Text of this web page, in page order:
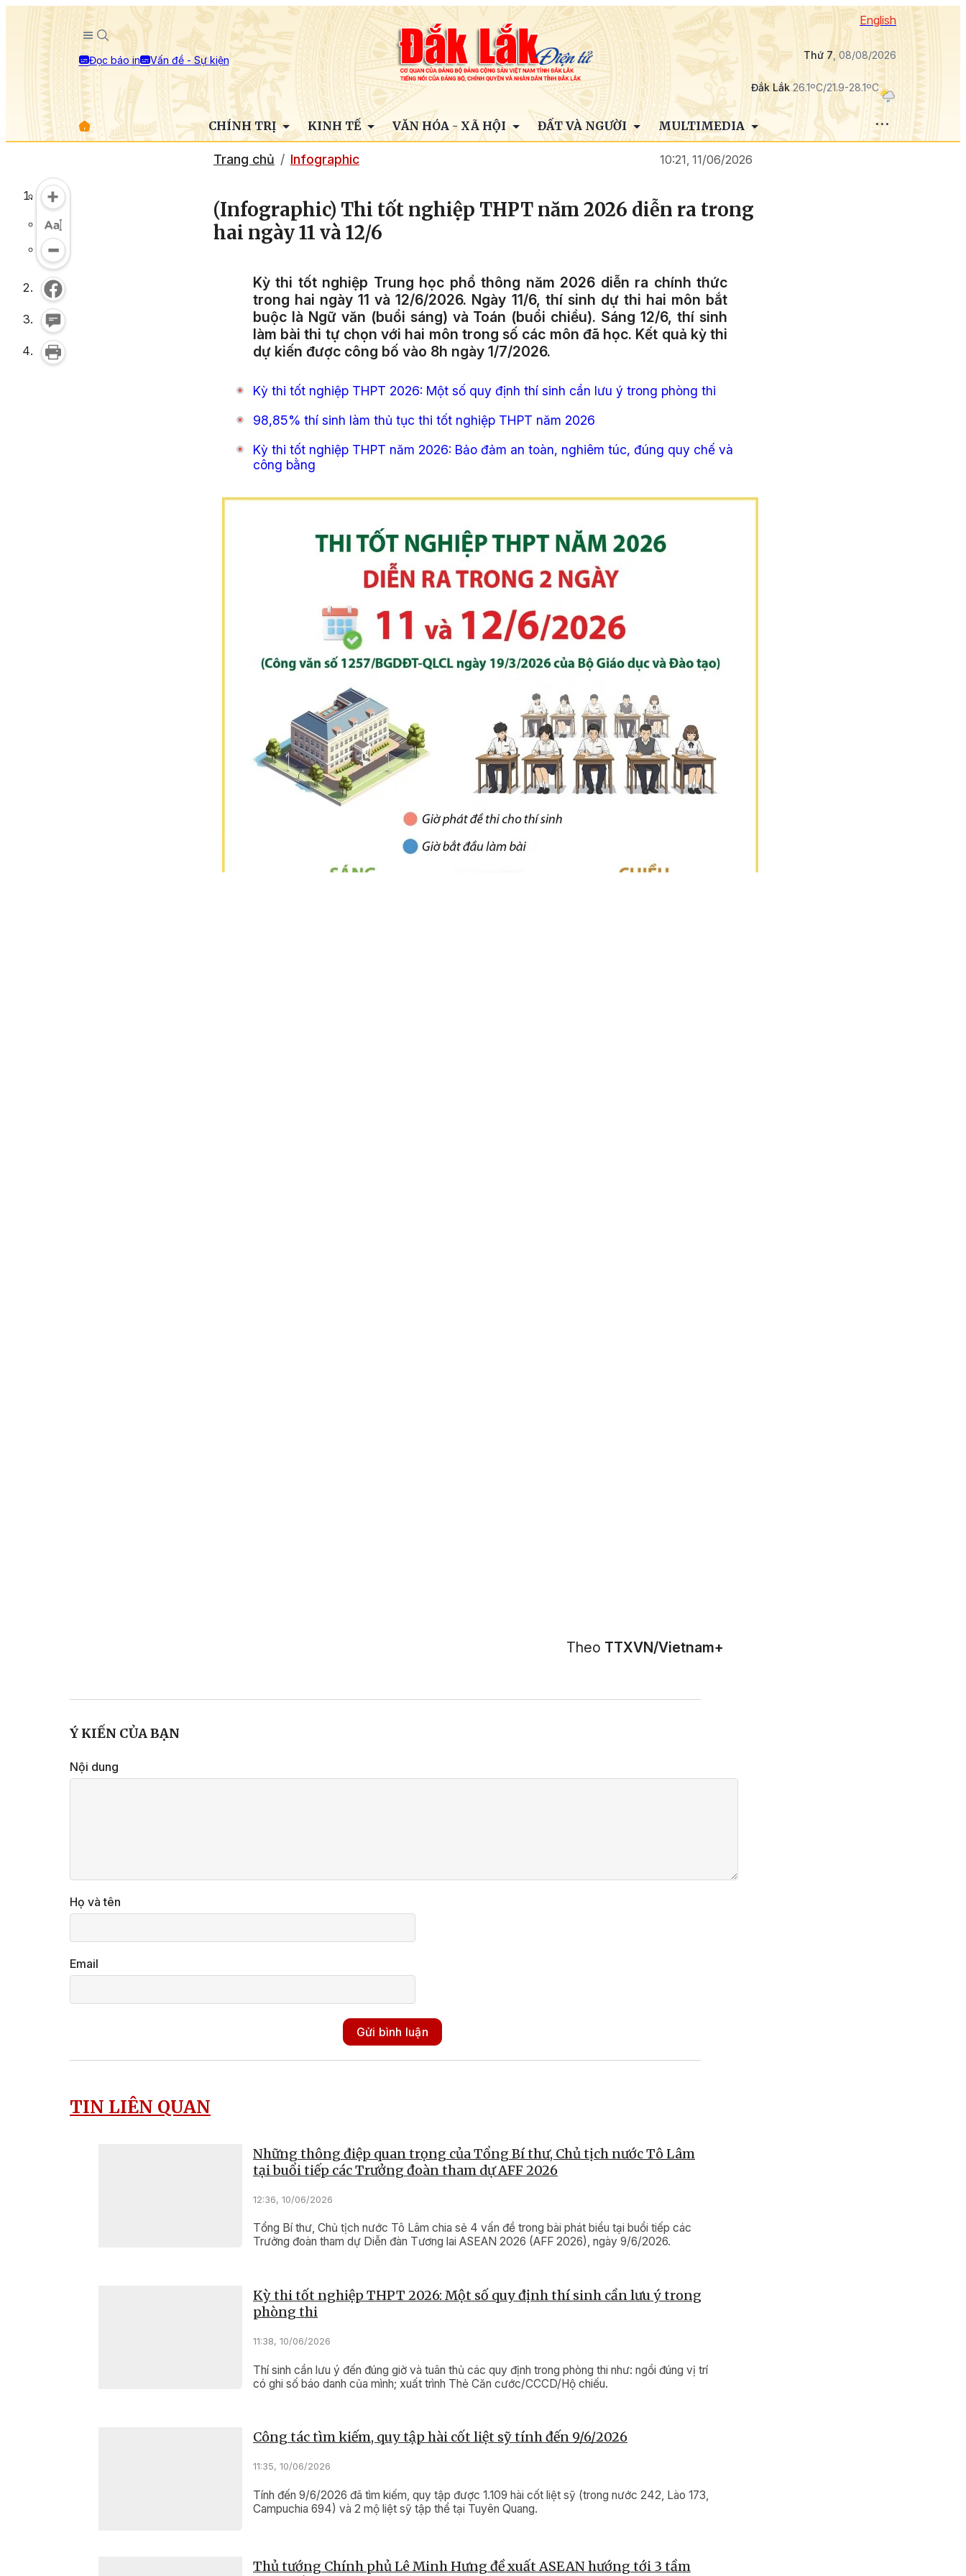
Đọc báo in Vấn đề - Sự kiện
English
Thứ 7, 08/08/2026
Đắk Lắk26.1ºC/21.9-28.1ºC
CHÍNH TRỊ KINH TẾ VĂN HÓA - XÃ HỘI ĐẤT VÀ NGƯỜI MULTIMEDIA
Trang chủ Infographic 10:21, 11/06/2026
(Infographic) Thi tốt nghiệp THPT năm 2026 diễn ra trong
hai ngày 11 và 12/6
Kỳ thi tốt nghiệp Trung học phổ thông năm 2026 diễn ra chính thức
trong hai ngày 11 và 12/6/2026. Ngày 11/6, thí sinh dự thi hai môn bắt
buộc là Ngữ văn (buổi sáng) và Toán (buổi chiều). Sáng 12/6, thí sinh
làm bài thi tự chọn với hai môn trong số các môn đã học. Kết quả kỳ thi
dự kiến được công bố vào 8h ngày 1/7/2026.
Kỳ thi tốt nghiệp THPT 2026: Một số quy định thí sinh cần lưu ý trong phòng thi
98,85% thí sinh làm thủ tục thi tốt nghiệp THPT năm 2026
Kỳ thi tốt nghiệp THPT năm 2026: Bảo đảm an toàn, nghiêm túc, đúng quy chế và
công bằng
Theo TTXVN/Vietnam+
Ý KIẾN CỦA BẠN
Nội dung
Họ và tên
Email
Gửi bình luận
TIN LIÊN QUAN
Những thông điệp quan trọng của Tổng Bí thư, Chủ tịch nước Tô Lâm
tại buổi tiếp các Trưởng đoàn tham dự AFF 2026
12:36, 10/06/2026
Tổng Bí thư, Chủ tịch nước Tô Lâm chia sẻ 4 vấn đề trong bài phát biểu tại buổi tiếp các
Trưởng đoàn tham dự Diễn đàn Tương lai ASEAN 2026 (AFF 2026), ngày 9/6/2026.
Kỳ thi tốt nghiệp THPT 2026: Một số quy định thí sinh cần lưu ý trong
phòng thi
11:38, 10/06/2026
Thí sinh cần lưu ý đến đúng giờ và tuân thủ các quy định trong phòng thi như: ngồi đúng vị trí
có ghi số báo danh của mình; xuất trình Thẻ Căn cước/CCCD/Hộ chiếu.
Công tác tìm kiếm, quy tập hài cốt liệt sỹ tính đến 9/6/2026
11:35, 10/06/2026
Tính đến 9/6/2026 đã tìm kiếm, quy tập được 1.109 hài cốt liệt sỹ (trong nước 242, Lào 173,
Campuchia 694) và 2 mộ liệt sỹ tập thể tại Tuyên Quang.
Thủ tướng Chính phủ Lê Minh Hưng đề xuất ASEAN hướng tới 3 tầm